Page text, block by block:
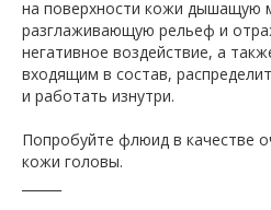
на поверхности кожи дышащую
разглаживающую рельеф и
негативное воздействие, а
входящим в состав,
и работать изнутри.
Попробуйте флюид в качестве
кожи головы.